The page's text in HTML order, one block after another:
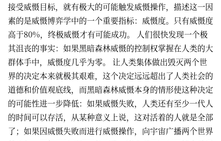
接受威慑目标，就有极大的可能触发威慑操作，描述这一因
素的是威慑博弈学中的一个重要指标：威慑度。只有威慑度
高于80%，终极威慑才有可能成功。 人们很快发现一个极
其沮丧的事实：如果黑暗森林威慑的控制权掌握在人类的大
群体手中，威慑度几乎为零。 让人类集体做出毁灭两个世
界的决定本来就极其艰难，这个决定远远超出了人类社会的
道德和价值观底线，而黑暗森林威慑本身的情形使这种决定
的可能性进一步降低：如果威慑失败，人类还有至少一代人
的时间可以存活，从某种意义上说，这对活着的人就是全部
了；如果因烕慑失败而进行威慑操作，向宇宙广播两个世界